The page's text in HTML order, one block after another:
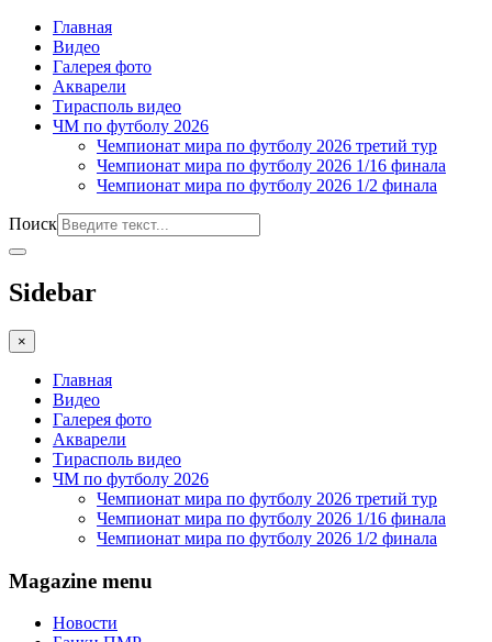
Главная
Видео
Галерея фото
Акварели
Тирасполь видео
ЧМ по футболу 2026
Чемпионат мира по футболу 2026 третий тур
Чемпионат мира по футболу 2026 1/16 финала
Чемпионат мира по футболу 2026 1/2 финала
Поиск
Sidebar
×
Главная
Видео
Галерея фото
Акварели
Тирасполь видео
ЧМ по футболу 2026
Чемпионат мира по футболу 2026 третий тур
Чемпионат мира по футболу 2026 1/16 финала
Чемпионат мира по футболу 2026 1/2 финала
Magazine menu
Новости